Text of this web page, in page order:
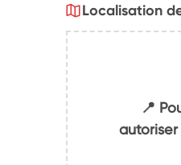
Localisation
📍
autoriser